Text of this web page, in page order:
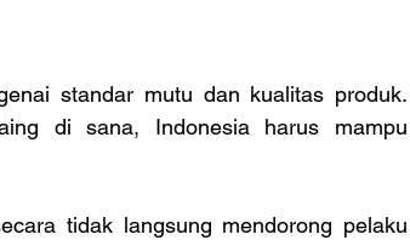
standar mutu dan kualitas produk.
di sana, Indonesia harus mampu
tidak langsung mendorong pelaku